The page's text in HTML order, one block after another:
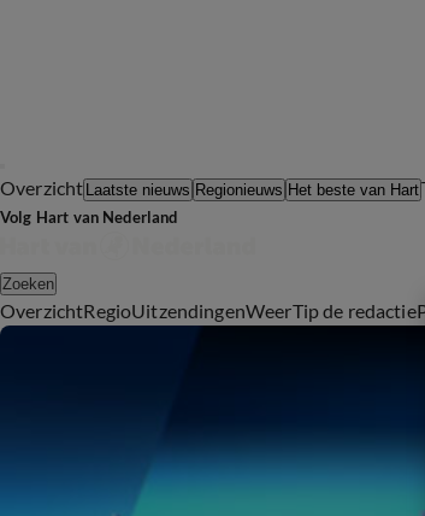
Overzicht Laatste nieuws Regionieuws Het beste van Hart
Volg Hart van Nederland
Zoeken
OverzichtRegioUitzendingenWeerTip de redactie